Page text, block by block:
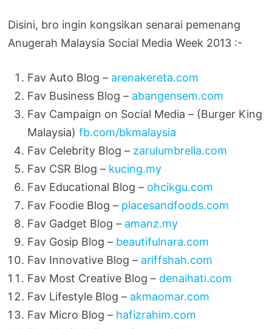
Disini, bro ingin kongsikan senarai pemenang
Anugerah Malaysia Social Media Week 2013 :-
Fav Auto Blog – arenakereta.com
Fav Business Blog – abangensem.com
Fav Campaign on Social Media – (Burger King
Malaysia)fb.com/bkmalaysia
Fav Celebrity Blog – zarulumbrella.com
Fav CSR Blog – kucing.my
Fav Educational Blog – ohcikgu.com
Fav Foodie Blog – placesandfoods.com
Fav Gadget Blog – amanz.my
Fav Gosip Blog – beautifulnara.com
Fav Innovative Blog – ariffshah.com
Fav Most Creative Blog – denaihati.com
Fav Lifestyle Blog – akmaomar.com
Fav Micro Blog – hafizrahim.com